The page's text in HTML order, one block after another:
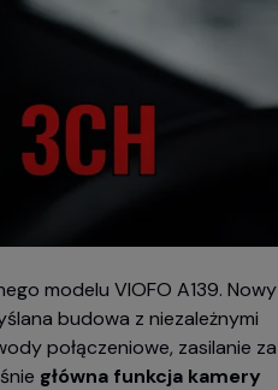
modelu VIOFO A139. Nowy
budowa z niezależnymi
połączeniowe, zasilanie za
główna funkcja kamery